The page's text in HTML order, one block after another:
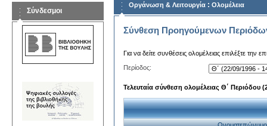
Σύνδεσμοι
Οργάνωση & Λειτουργία : Ολομέλεια
Σύνθεση Προηγούμενων
Για να δείτε συνθέσεις ολομέλειας επιλέξτε την
Περίοδος:
Τελευταία σύνθεση ολομέλειας Θ΄ Περιόδου